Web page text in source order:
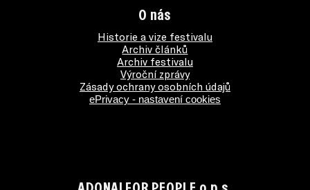
O nás
Historie a vize festivalu
Archiv článků
Archiv festivalu
Výroční zprávy
Zásady ochrany osobních údajů
ePrivacy - nastavení cookies